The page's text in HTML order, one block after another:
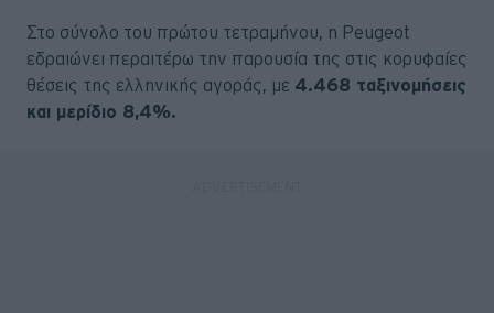
Στο σύνολο του πρώτου τετραμήνου, η Peugeot
εδραιώνει περαιτέρω την παρουσία της στις κορυφαίες
θέσεις της ελληνικής αγοράς, με 4.468 ταξινομήσεις
και μερίδιο 8,4%.